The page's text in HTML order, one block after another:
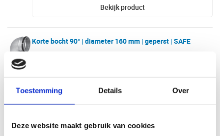
Toestemming Details Over
Deze website maakt gebruik van cookies
Bekijk product
Korte bocht 90° | diameter 160 mm | geperst | SAFE
90 graden
Bekijk product
Korte bocht 90° | diameter 200 mm | geperst | SAFE